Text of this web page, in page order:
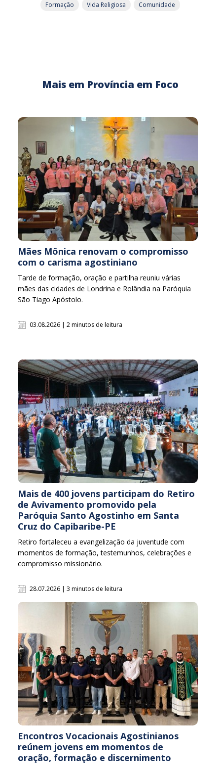
Formação
Vida Religiosa Comunidade
Mais em Província em Foco
Mães Mônica renovam o compromisso
com o carisma agostiniano
Tarde de formação, oração e partilha reuniu várias
mães das cidades de Londrina e Rolândia na Paróquia
São Tiago Apóstolo.
03.08.2026 | 2 minutos de leitura
Mais de 400 jovens participam do Retiro
de Avivamento promovido pela
Paróquia Santo Agostinho em Santa
Cruz do Capibaribe-PE
Retiro fortaleceu a evangelização da juventude com
momentos de formação, testemunhos, celebrações e
compromisso missionário.
28.07.2026 | 3 minutos de leitura
Encontros Vocacionais Agostinianos
reúnem jovens em momentos de
oração, formação e discernimento